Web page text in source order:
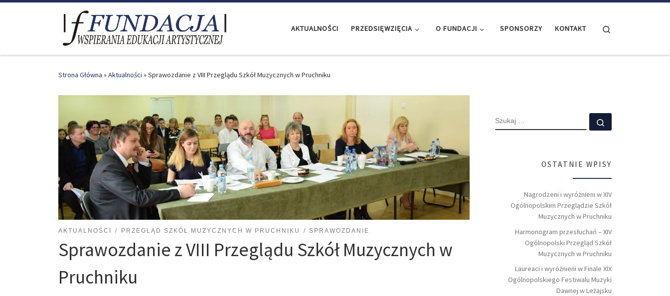
AKTUALNOŚCI PRZEDSIĘWZIĘCIA O FUNDACJI SPONSORZY KONTAKT
Strona Główna »Aktualności »Sprawozdanie z VIII Przeglądu Szkół Muzycznych w Pruchniku
AKTUALNOŚCI PRZEGLĄD SZKÓŁ MUZYCZNYCH W PRUCHNIKU SPRAWOZDANIE
Sprawozdanie z VIII Przeglądu Szkół Muzycznych w
Pruchniku
SZUKAJ
OSTATNIE WPISY
Nagrodzeni i wyróżnieni w XIV
Ogólnopolskim Przeglądzie Szkół
Muzycznych w Pruchniku
Harmonogram przesłuchań – XIV
Ogólnopolski Przegląd Szkół
Muzycznych w Pruchniku
Laureaci i wyróżnieni w Finale XIX
Ogólnopolskiego Festiwalu Muzyki
Dawnej w Leżajsku